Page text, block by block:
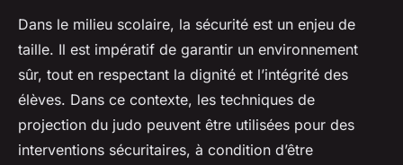
Dans le milieu scolaire, la sécurité est un enjeu de
taille. Il est impératif de garantir un environnement
sûr, tout en respectant la dignité et l’intégrité des
élèves. Dans ce contexte, les techniques de
projection du judo peuvent être utilisées pour des
interventions sécuritaires, à condition d’être